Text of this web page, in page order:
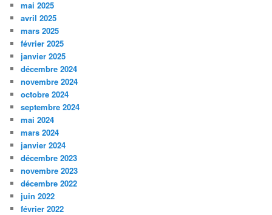
mai 2025
avril 2025
mars 2025
février 2025
janvier 2025
décembre 2024
novembre 2024
octobre 2024
septembre 2024
mai 2024
mars 2024
janvier 2024
décembre 2023
novembre 2023
décembre 2022
juin 2022
février 2022